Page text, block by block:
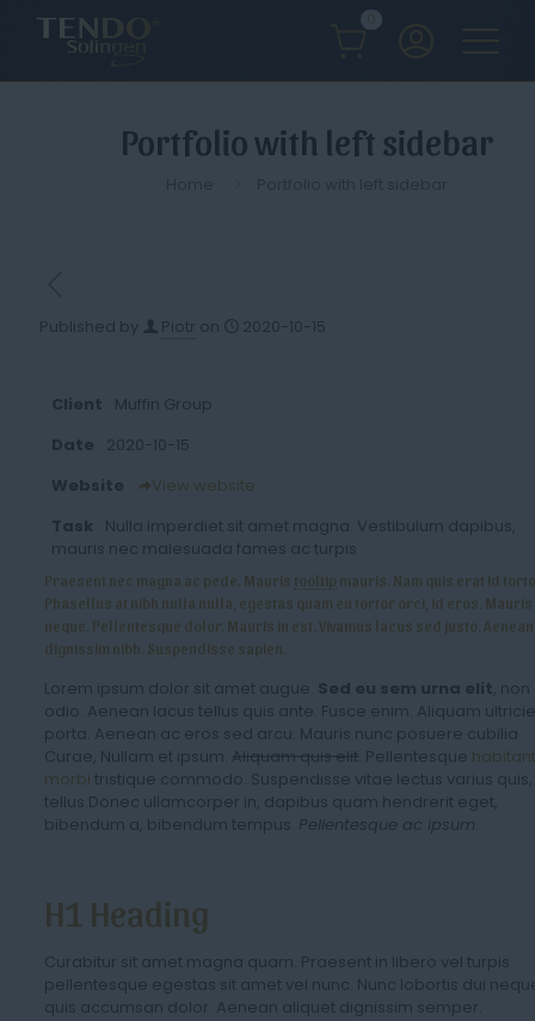
0
Portfolio with left sidebar
Published by Piotr on 2020-10-15
Client
Muffin Group
Date
2020-10-15
Website
View website
Task
Nulla imperdiet sit amet magna. Vestibulum dapibus,
mauris nec malesuada fames ac turpis
Praesent nec magna ac pede. Mauris tooltip mauris. Nam quis erat id
Phasellus at nibh nulla nulla, egestas quam eu tortor orci, id eros. Mauris
neque. Pellentesque dolor. Mauris in est. Vivamus lacus sed justo.
dignissim nibh. Suspendisse sapien.
Lorem ipsum dolor sit amet augue. Sed eu sem urna elit , non
odio. Aenean lacus tellus quis ante. Fusce enim. Aliquam
porta. Aenean ac eros sed arcu. Mauris nunc posuere cubilia
Curae, Nullam et ipsum. Aliquam quis elit . Pellentesque
morbi tristique commodo. Suspendisse vitae lectus varius quis,
tellus.Donec ullamcorper in, dapibus quam hendrerit eget,
bibendum a, bibendum tempus. Pellentesque ac ipsum
H1 Heading
Curabitur sit amet magna quam. Praesent in libero vel turpis
pellentesque egestas sit amet vel nunc. Nunc lobortis dui
quis accumsan dolor. Aenean aliquet dignissim semper.